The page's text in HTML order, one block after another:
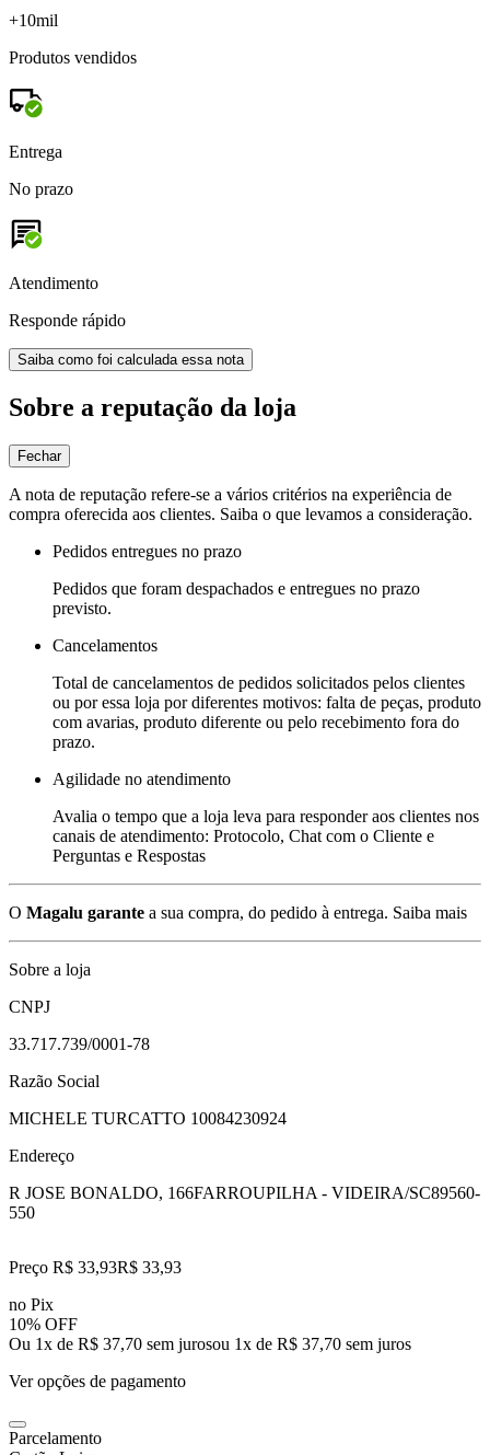
+10mil
Produtos vendidos
Entrega
No prazo
Atendimento
Responde rápido
Saiba como foi calculada essa nota
Sobre a reputação da loja
Fechar
A nota de reputação refere-se a vários critérios na experiência de
compra oferecida aos clientes. Saiba o que levamos a consideração.
Pedidos entregues no prazo
Pedidos que foram despachados e entregues no prazo
previsto.
Cancelamentos
Total de cancelamentos de pedidos solicitados pelos clientes
ou por essa loja por diferentes motivos: falta de peças, produto
com avarias, produto diferente ou pelo recebimento fora do
prazo.
Agilidade no atendimento
Avalia o tempo que a loja leva para responder aos clientes nos
canais de atendimento: Protocolo, Chat com o Cliente e
Perguntas e Respostas
O Magalu garante a sua compra, do pedido à entrega. Saiba mais
Sobre a loja
CNPJ
33.717.739/0001-78
Razão Social
MICHELE TURCATTO 10084230924
Endereço
R JOSE BONALDO, 166FARROUPILHA - VIDEIRA/SC89560-
550
Preço R$ 33,93R$ 33,93
no Pix
10% OFF
Ou 1x de R$ 37,70 sem jurosou 1x de R$ 37,70 sem juros
Ver opções de pagamento
Parcelamento